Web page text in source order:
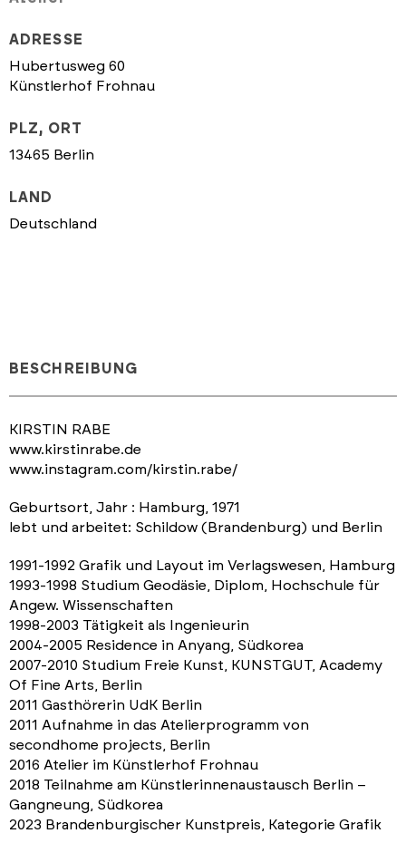
ADRESSE
Hubertusweg 60
Künstlerhof Frohnau
PLZ, ORT
13465 Berlin
LAND
Deutschland
BESCHREIBUNG
KIRSTIN RABE
www.kirstinrabe.de
www.instagram.com/kirstin.rabe/
Geburtsort, Jahr : Hamburg, 1971
lebt und arbeitet: Schildow (Brandenburg) und Berlin
1991‐1992 Grafik und Layout im Verlagswesen, Hamburg
1993‐1998 Studium Geodäsie, Diplom, Hochschule für
Angew. Wissenschaften
1998‐2003 Tätigkeit als Ingenieurin
2004‐2005 Residence in Anyang, Südkorea
2007‐2010 Studium Freie Kunst, KUNSTGUT, Academy
Of Fine Arts, Berlin
2011 Gasthörerin UdK Berlin
2011 Aufnahme in das Atelierprogramm von
secondhome projects, Berlin
2016 Atelier im Künstlerhof Frohnau
2018 Teilnahme am Künstlerinnenaustausch Berlin –
Gangneung, Südkorea
2023 Brandenburgischer Kunstpreis, Kategorie Grafik